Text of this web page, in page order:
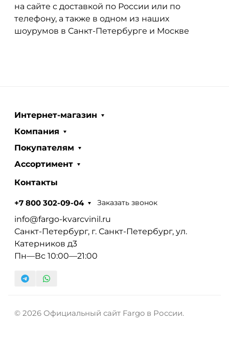
на сайте с доставкой по России или по
телефону, а также в одном из наших
шоурумов в Санкт-Петербурге и Москве
Интернет-магазин
Компания
Покупателям
Ассортимент
Контакты
+7 800 302-09-04 Заказать звонок
info@fargo-kvarcvinil.ru
Санкт-Петербург, г. Санкт-Петербург, ул.
Катерников д3
Пн—Вс 10:00—21:00
© 2026 Официальный сайт Fargo в России.